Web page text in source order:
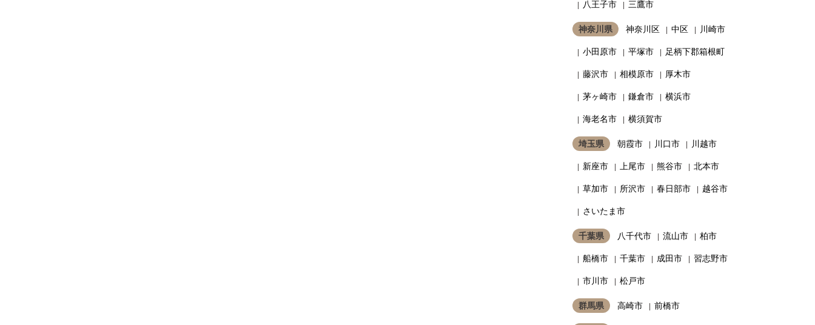
八王子市 三鷹市
神奈川県 神奈川区 中区 川崎市
小田原市 平塚市 足柄下郡箱根町
藤沢市 相模原市 厚木市
茅ヶ崎市 鎌倉市 横浜市
海老名市 横須賀市
埼玉県 朝霞市 川口市 川越市
新座市 上尾市 熊谷市 北本市
草加市 所沢市 春日部市 越谷市
さいたま市
千葉県 八千代市 流山市 柏市
船橋市 千葉市 成田市 習志野市
市川市 松戸市
群馬県 高崎市 前橋市